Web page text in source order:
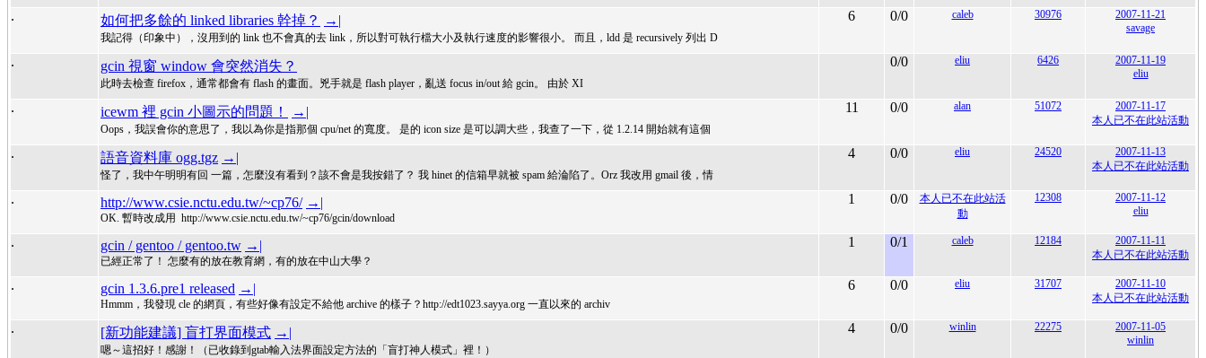
. 如何把多餘的 linked libraries 幹掉？ →|
我記得（印象中），沒用到的 link 也不會真的去 link，所以對可執行檔大小及執行速度的影響很小。 而且，ldd 是 recursively 列出 D
6 0/0 caleb 30976
2007-11-21
savage
. gcin 視窗 window 會突然消失？
此時去檢查 firefox，通常都會有 flash 的畫面。兇手就是 flash player，亂送 focus in/out 給 gcin。 由於 XI
0/0 eliu 6426
2007-11-19
eliu
. icewm 裡 gcin 小圖示的問題！ →|
Oops，我誤會你的意思了，我以為你是指那個 cpu/net 的寬度。 是的 icon size 是可以調大些，我查了一下，從 1.2.14 開始就有這個
11 0/0 alan 51072
2007-11-17
本人已不在此站活動
. 語音資料庫 ogg.tgz →|
怪了，我中午明明有回 一篇，怎麼沒有看到？該不會是我按錯了？ 我 hinet 的信箱早就被 spam 給淪陷了。Orz 我改用 gmail 後，情
4 0/0 eliu 24520
2007-11-13
本人已不在此站活動
. http://www.csie.nctu.edu.tw/~cp76/ →|
OK. 暫時改成用 http://www.csie.nctu.edu.tw/~cp76/gcin/download
1 0/0
本人已不在此站活
動
12308
2007-11-12
eliu
. gcin / gentoo / gentoo.tw →|
已經正常了！ 怎麼有的放在教育網，有的放在中山大學？
1 0/1 caleb 12184
2007-11-11
本人已不在此站活動
. gcin 1.3.6.pre1 released →|
Hmmm，我發現 cle 的網頁，有些好像有設定不給他 archive 的樣子？http://edt1023.sayya.org 一直以來的 archiv
6 0/0 eliu 31707
2007-11-10
本人已不在此站活動
. [新功能建議] 盲打界面模式 →|
嗯～這招好！感謝！（已收錄到gtab輸入法界面設定方法的「盲打神人模式」裡！）
4 0/0 winlin 22275
2007-11-05
winlin